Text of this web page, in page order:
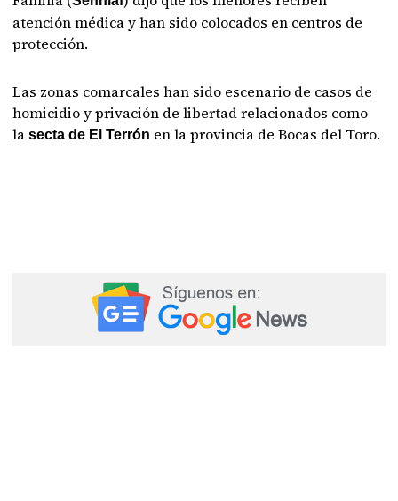
atención médica y han sido colocados en centros de
protección.
Las zonas comarcales han sido escenario de casos de
homicidio y privación de libertad relacionados como
lasecta de El Terrón en la provincia de Bocas del Toro.